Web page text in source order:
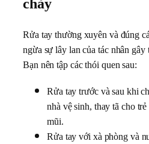
chảy
Rửa tay thường xuyên và đúng
ngừa sự lây lan của tác nhân gây
Bạn nên tập các thói quen sau:
Rửa tay trước và sau khi
nhà vệ sinh, thay tã cho
mũi.
Rửa tay với xà phòng và